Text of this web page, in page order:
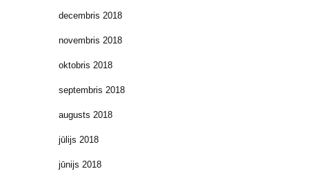
decembris 2018
novembris 2018
oktobris 2018
septembris 2018
augusts 2018
jūlijs 2018
jūnijs 2018